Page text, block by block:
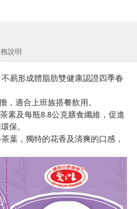
說明
易形成體脂肪雙健康認證四季春
，適合上班族搭餐飲用。
素及每瓶8.8公克膳食纖維，促進
保。
葉，獨特的花香及清爽的口感，